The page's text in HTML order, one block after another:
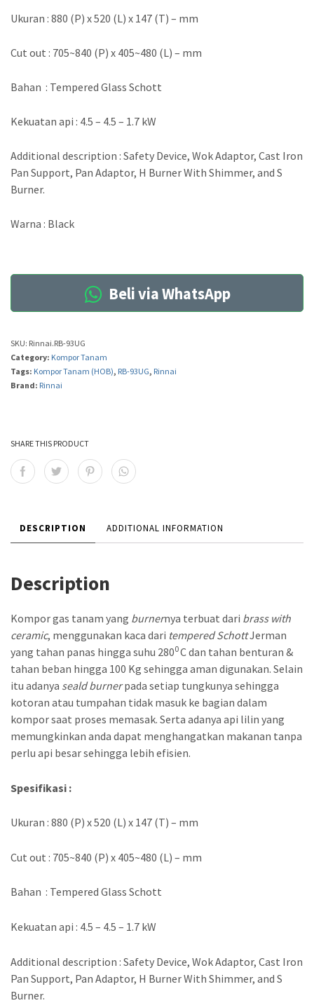
Ukuran : 880 (P) x 520 (L) x 147 (T) – mm
Cut out : 705~840 (P) x 405~480 (L) – mm
Bahan : Tempered Glass Schott
Kekuatan api : 4.5 – 4.5 – 1.7 kW
Additional description : Safety Device, Wok Adaptor, Cast Iron
Pan Support, Pan Adaptor, H Burner With Shimmer, and S
Burner.
Warna : Black
Beli via WhatsApp
SKU: Rinnai.RB-93UG
Category: Kompor Tanam
Tags: Kompor Tanam (HOB), RB-93UG, Rinnai
Brand: Rinnai
SHARE THIS PRODUCT
DESCRIPTION ADDITIONAL INFORMATION
Description
Kompor gas tanam yang burnernya terbuat dari brass with
ceramic, menggunakan kaca dari tempered SchottJerman
yang tahan panas hingga suhu 2800C dan tahan benturan &
tahan beban hingga 100 Kg sehingga aman digunakan. Selain
itu adanya seald burnerpada setiap tungkunya sehingga
kotoran atau tumpahan tidak masuk ke bagian dalam
kompor saat proses memasak. Serta adanya api lilin yang
memungkinkan anda dapat menghangatkan makanan tanpa
perlu api besar sehingga lebih efisien.
Spesifikasi :
Ukuran : 880 (P) x 520 (L) x 147 (T) – mm
Cut out : 705~840 (P) x 405~480 (L) – mm
Bahan : Tempered Glass Schott
Kekuatan api : 4.5 – 4.5 – 1.7 kW
Additional description : Safety Device, Wok Adaptor, Cast Iron
Pan Support, Pan Adaptor, H Burner With Shimmer, and S
Burner.